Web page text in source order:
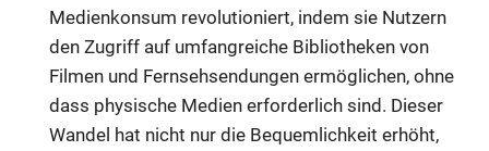
Medienkonsum revolutioniert, indem sie Nutzern
den Zugriff auf umfangreiche Bibliotheken von
Filmen und Fernsehsendungen ermöglichen, ohne
dass physische Medien erforderlich sind. Dieser
Wandel hat nicht nur die Bequemlichkeit erhöht,